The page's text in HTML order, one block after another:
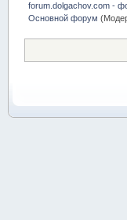
forum.dolgachov.com -
Основной форум